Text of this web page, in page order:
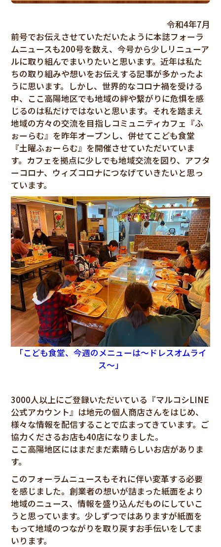
令和4年7月
前号でお伝えさせていただいたように本誌フォーラ
ムニュースも200号を数え、今号から少しリニューア
ルに取り組んでまいりたいと思います。近年は私た
ちの取り組みや想いをお伝えする記事が多かったよ
うに思います。しかし、世界的なコロナ禍を受ける
中、ここ高陽地区でも地域の絆や繋がりに危惧を感
じるのは私だけではないと思います。それを踏まえ
地域の方々の交流を目指しコミュニティカフェ『ふ
ぉーらむ』を昨年オープンし、併せてこども食堂
『土曜ふぉーらむ』を開催させていただいていま
す。カフェを拠点に少しでも地域交流を図り、アフタ
ーコロナ、ウィズコロナにつなげていきたいと思っ
ています。
「こども食堂、今週のメニューは～ドレスオムライ
ス～」
3000人以上にご登録いただいている『マルコシLINE
公式アカウント』は地元の個人商店さんをはじめ、
様々な情報を配信することで広まってきています。ご
協力くださるお店も40店になりました。
ここ高陽地区にはまだまだ素晴らしいお店がありま
す。
このフォーラムニュースもそれに伴い変革する必要
を感じました。創業者の想いが詰まった紙面をより
地域のニュース、情報を盛り込んだものにしていこ
うと思っています。少しずつではありますが紙面を
もって地域のつながりを取り戻すお手伝いをしてま
いります。